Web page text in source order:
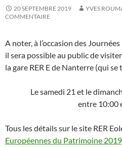
20 SEPTEMBRE 2019 YVES
COMMENTAIRE
A noter, à l’occasion des
il sera possible au public de
la gare RER E de Nanterre (qui
Le samedi 21 et le
entre 10:00
Tous les détails sur le site RER
Européennes du Patrimoine